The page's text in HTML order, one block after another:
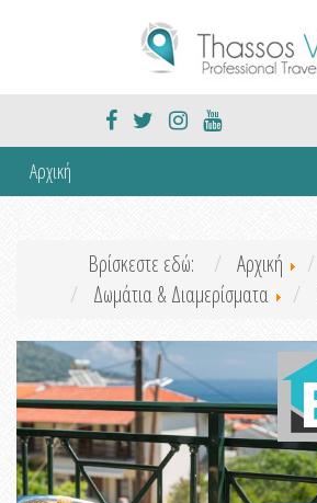
Αρχική
Βρίσκεστε εδώ: Αρχική
Δωμάτια & Διαμερίσματα